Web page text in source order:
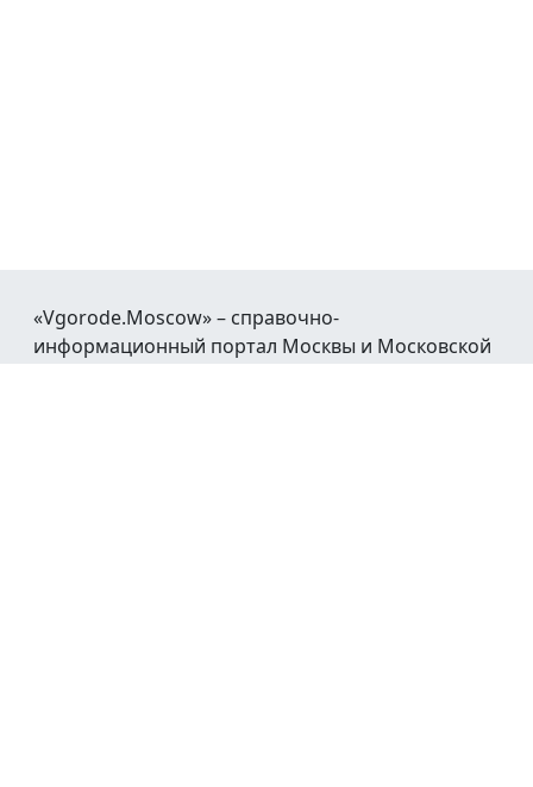
«Vgorode.Moscow» – справочно-
информационный портал Москвы и Московской